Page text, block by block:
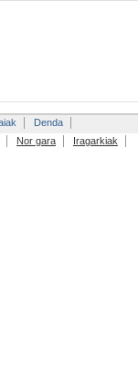
Denda
Nor gara Iragarkiak